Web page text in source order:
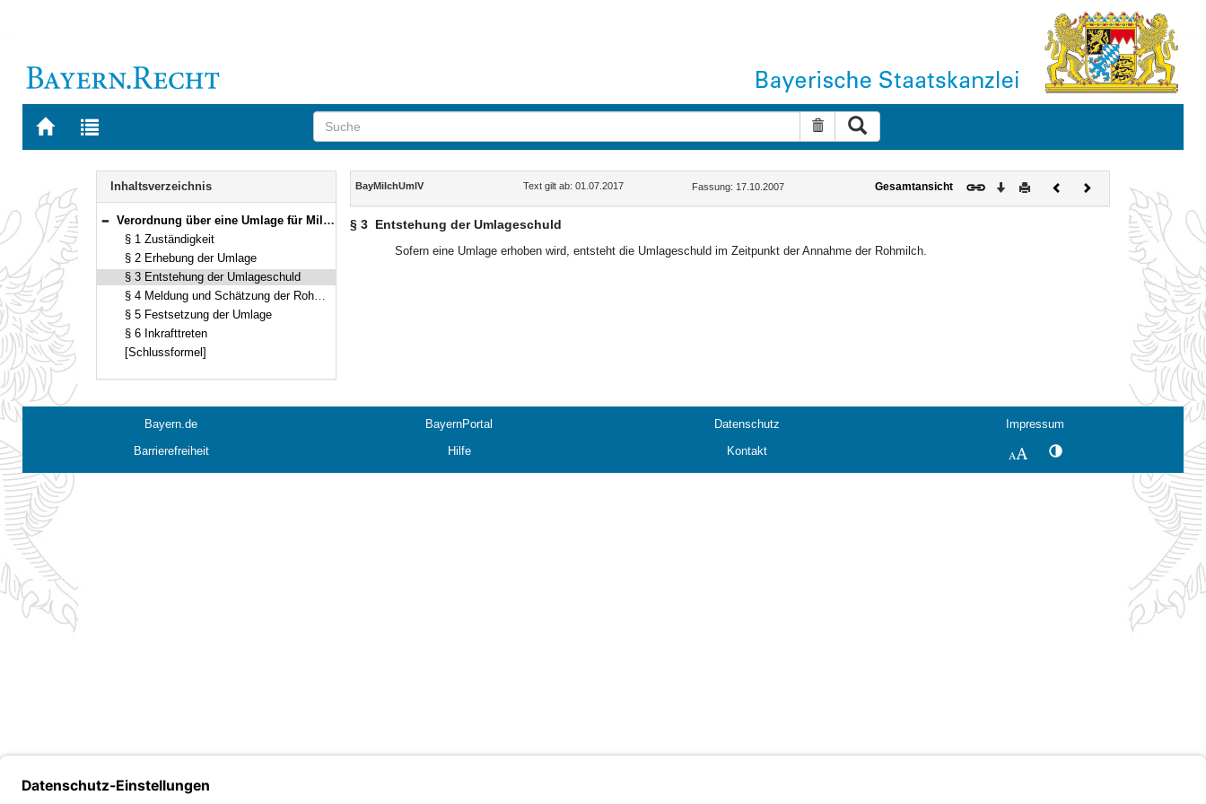
Zur
BAYERN.RECHT
Zur
letzten
Suche zurücksetzen
Navigation
Inhaltsverzeichnis
Bereich reduzieren
Verordnung über eine Umlage für Milch (Bayerische Milchumlageverordnung – BayMilchUmlV) Vom 17. Oktober 2007 (GVBl. S. 727) BayRS 7842-6-L (§§ 1–6)
§ 1 Zuständigkeit
§ 2 Erhebung der Umlage
§ 3 Entstehung der Umlageschuld
§ 4 Meldung und Schätzung der Rohmilchmengen
§ 5 Festsetzung der Umlage
§ 6 Inkrafttreten
[Schlussformel]
Inhalt
BayMilchUmlV Text gilt ab: 01.07.2017 Fassung: 17.10.2007 Gesamtansicht Download
DruckenVorherigesNächstes
Dokument
§ 3 Entstehung der Umlageschuld
Sofern eine Umlage erhoben wird, entsteht die Umlageschuld im Zeitpunkt der Annahme der Rohmilch.
Bayern.de BayernPortal Datenschutz
Impressum
Barrierefreiheit
Hilfe Kontakt SchriftgrößeKontrastwechsel